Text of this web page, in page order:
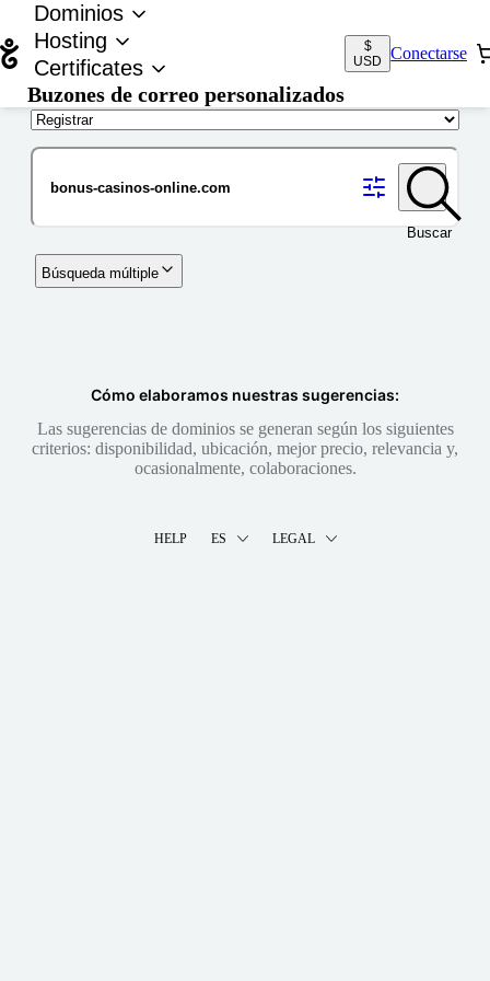
Dominios
Hosting
Certificates
Buzones de correo personalizados
$
USD
Conectarse
Buscar
Búsqueda múltiple
Cómo elaboramos nuestras sugerencias:
Las sugerencias de dominios se generan según los siguientes
criterios: disponibilidad, ubicación, mejor precio, relevancia y,
ocasionalmente, colaboraciones.
HELP ES LEGAL